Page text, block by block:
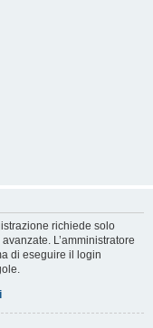
richiede solo
L’amministratore
di eseguire il login